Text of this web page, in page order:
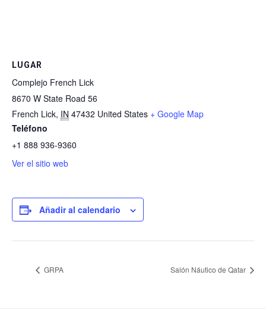
Añadir al calendario
LUGAR
Complejo French Lick
8670 W State Road 56
French Lick, IN 47432 United States + Google Map
Teléfono
+1 888 936-9360
Ver el sitio web
GRPA Salón Náutico de Qatar